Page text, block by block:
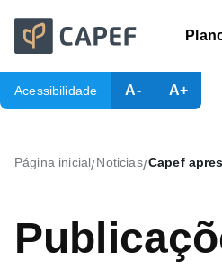
Acessibilidade A- A+
Página inicial/Noticias/Capef